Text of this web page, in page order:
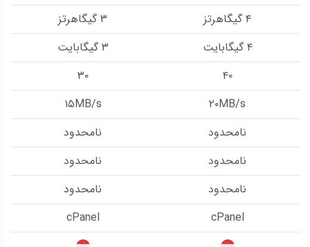
۳ گیگاهرتز
۳ گیگابایت
۳۰
۱۵MB/s
نامحدود
نامحدود
نامحدود
cPanel
۴ گیگاهرتز
۴ گیگابایت
۴۰
۲۰MB/s
نامحدود
نامحدود
نامحدود
cPanel